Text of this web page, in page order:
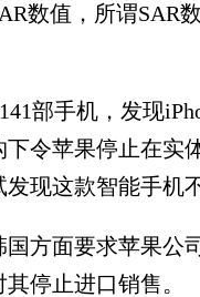
值，所谓SAR
手机，发现
下令苹果停止在实
现这款智能手机
面要求苹果公司
停止进口销售。